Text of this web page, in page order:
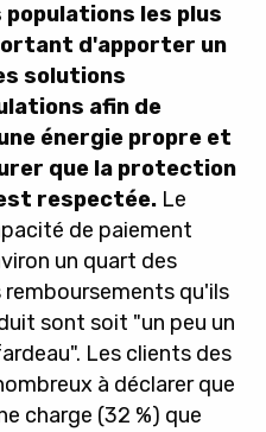
les plus
d'apporter un
solutions
afin de
énergie propre et
que la protection
respectée. Le
de paiement
un quart des
qu'ils
sont soit "un peu un
Les clients des
à déclarer que
charge (32 %) que